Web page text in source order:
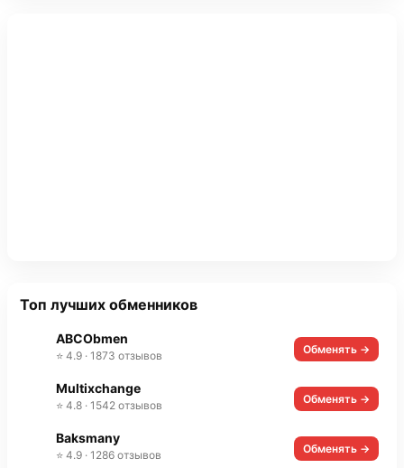
Топ лучших обменников
ABCObmen
⭐ 4.9 · 1873 отзывов Обменять →
Multixchange
⭐ 4.8 · 1542 отзывов Обменять →
Baksmany
⭐ 4.9 · 1286 отзывов Обменять →